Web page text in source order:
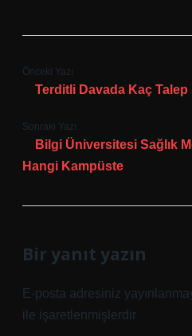
Önceki Yazı
Terditli Davada Kaç Talep
Sonraki Yazı
Bilgi Üniversitesi Sağlık
Hangi Kampüste
Bir yanıt yazın
E-posta adresiniz
ile işaretlenmişlerdir